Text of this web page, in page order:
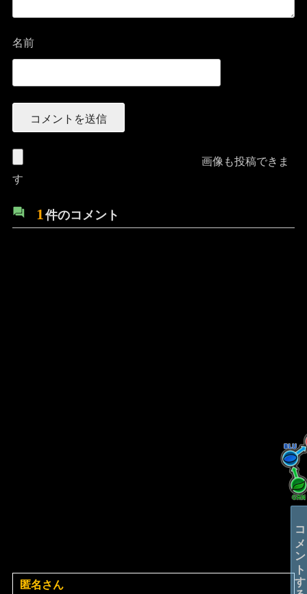
名前
画像も投稿できま
す
1 件のコメント
匿名さん
よ
コメントする